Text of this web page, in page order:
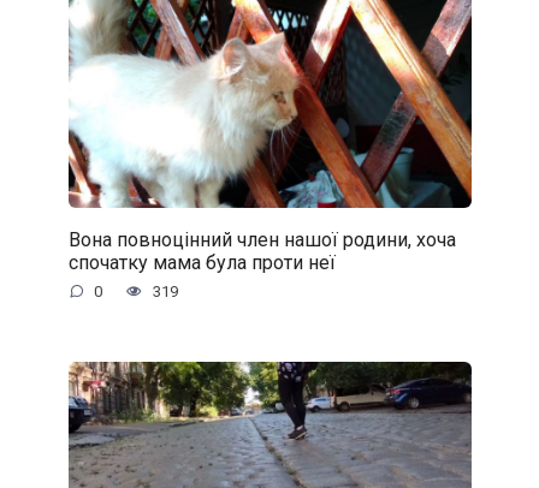
Вона повноцінний член нашої родини, хоча
спочатку мама була проти неї
0 319